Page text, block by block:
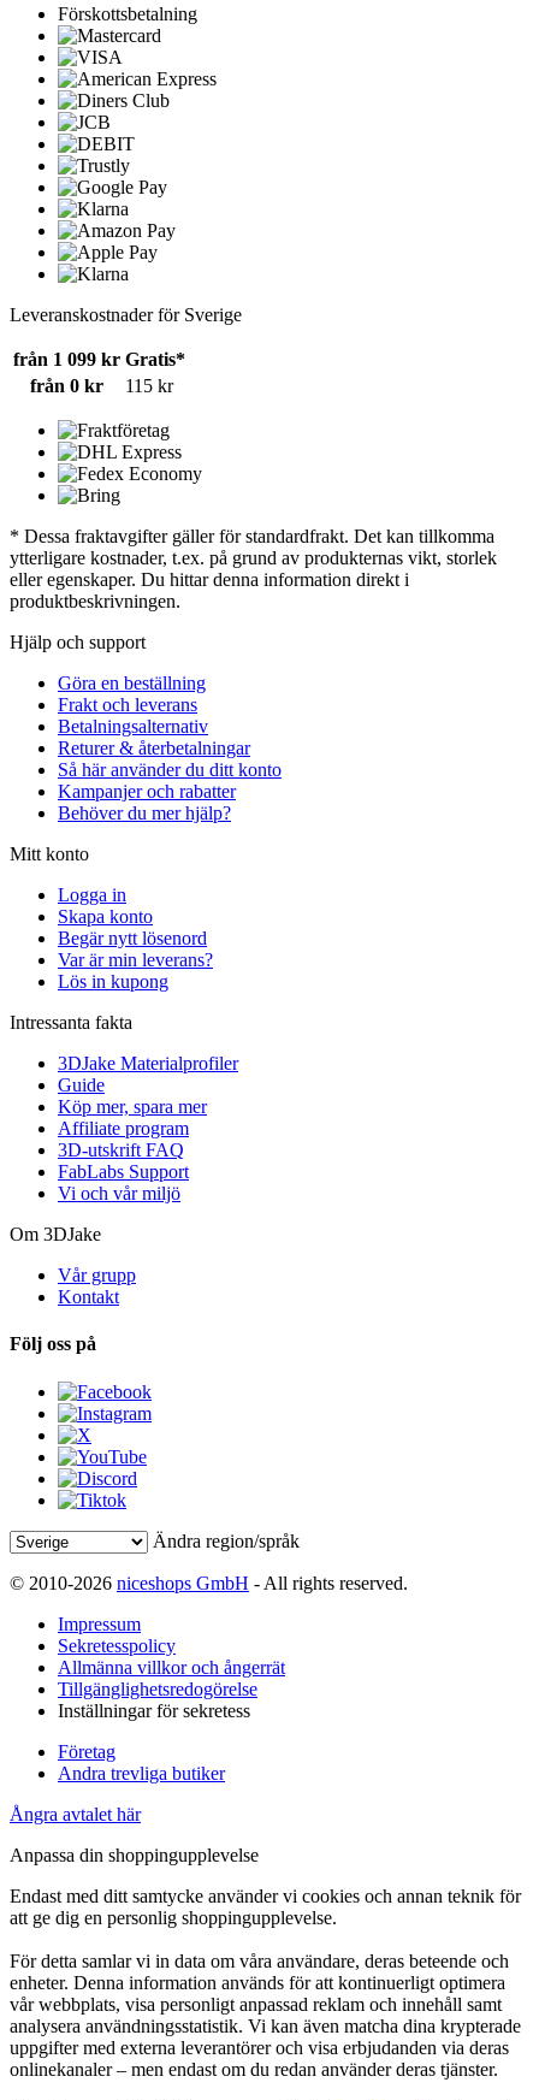
Förskottsbetalning
Leveranskostnader för Sverige
från 1 099 kr Gratis*
från 0 kr
115 kr
* Dessa fraktavgifter gäller för standardfrakt. Det kan tillkomma
ytterligare kostnader, t.ex. på grund av produkternas vikt, storlek
eller egenskaper. Du hittar denna information direkt i
produktbeskrivningen.
Hjälp och support
Göra en beställning
Frakt och leverans
Betalningsalternativ
Returer & återbetalningar
Så här använder du ditt konto
Kampanjer och rabatter
Behöver du mer hjälp?
Mitt konto
Logga in
Skapa konto
Begär nytt lösenord
Var är min leverans?
Lös in kupong
Intressanta fakta
3DJake Materialprofiler
Guide
Köp mer, spara mer
Affiliate program
3D-utskrift FAQ
FabLabs Support
Vi och vår miljö
Om 3DJake
Vår grupp
Kontakt
Följ oss på
Ändra region/språk
© 2010-2026 niceshops GmbH - All rights reserved.
Impressum
Sekretesspolicy
Allmänna villkor och ångerrät
Tillgänglighetsredogörelse
Inställningar för sekretess
Företag
Andra trevliga butiker
Ångra avtalet här
Anpassa din shoppingupplevelse
Endast med ditt samtycke använder vi cookies och annan teknik för
att ge dig en personlig shoppingupplevelse.
För detta samlar vi in data om våra användare, deras beteende och
enheter. Denna information används för att kontinuerligt optimera
vår webbplats, visa personligt anpassad reklam och innehåll samt
analysera användningsstatistik. Vi kan även matcha dina krypterade
uppgifter med externa leverantörer och visa erbjudanden via deras
onlinekanaler – men endast om du redan använder deras tjänster.